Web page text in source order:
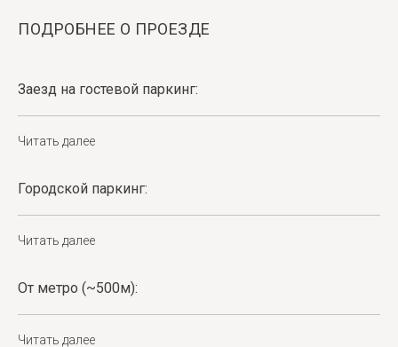
ПОДРОБНЕЕ О ПРОЕЗДЕ
Заезд на гостевой паркинг:
Читать далее
Городской паркинг:
Читать далее
От метро (~500м):
Читать далее